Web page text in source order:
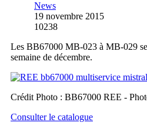
News
19 novembre 2015
10238
Les BB67000 MB-023 à MB-029
semaine de décembre.
Crédit Photo : BB67000 REE -
Consulter le catalogue